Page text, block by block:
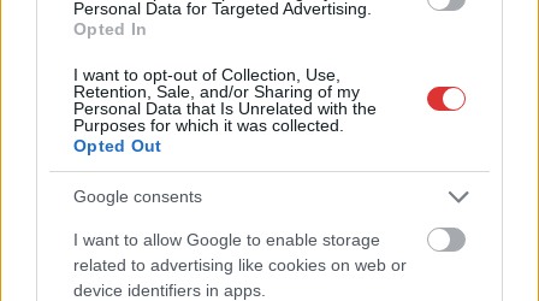
Personal Data for Targeted Advertising.
Opted In
I want to opt-out of Collection, Use,
Retention, Sale, and/or Sharing of my
Personal Data that Is Unrelated with the
Purposes for which it was collected.
Opted Out
Google consents
I want to allow Google to enable storage
related to advertising like cookies on web or
device identifiers in apps.